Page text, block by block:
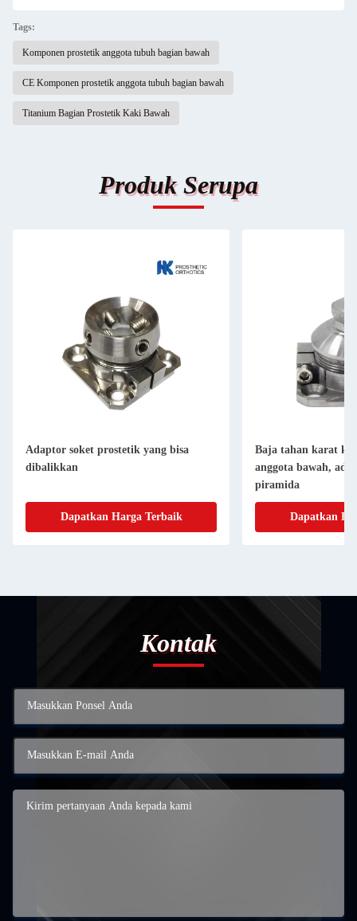
Tags:
Komponen prostetik anggota tubuh bagian bawah
CE Komponen prostetik anggota tubuh bagian bawah
Titanium Bagian Prostetik Kaki Bawah
Produk Serupa
Adaptor soket prostetik yang bisa
dibalikkan
Dapatkan Harga Terbaik
Baja tahan karat
anggota bawah,
piramida
Dapatkan
Kontak